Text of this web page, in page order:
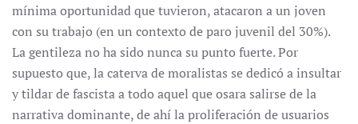
mínima oportunidad que tuvieron, atacaron a un joven
con su trabajo (en un contexto de paro juvenil del 30%).
La gentileza no ha sido nunca su punto fuerte. Por
supuesto que, la caterva de moralistas se dedicó a insultar
y tildar de fascista a todo aquel que osara salirse de la
narrativa dominante, de ahí la proliferación de usuarios